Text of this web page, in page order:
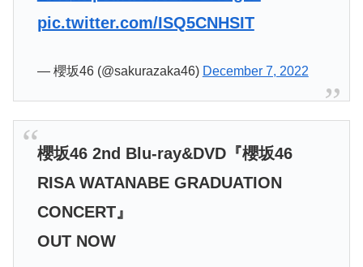
pic.twitter.com/ISQ5CNHSIT
— 櫻坂46 (@sakurazaka46) December 7, 2022
櫻坂46 2nd Blu-ray&DVD『櫻坂46
RISA WATANABE GRADUATION
CONCERT』
OUT NOW